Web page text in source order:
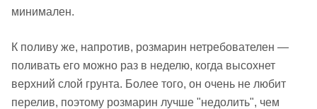
минимален.
К поливу же, напротив, розмарин нетребователен —
поливать его можно раз в неделю, когда высохнет
верхний слой грунта. Более того, он очень не любит
перелив, поэтому розмарин лучше "недолить", чем